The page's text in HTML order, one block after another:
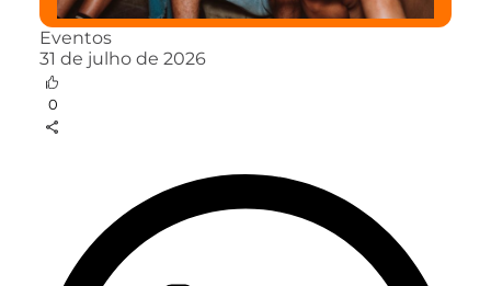
Eventos
31 de julho de 2026
0